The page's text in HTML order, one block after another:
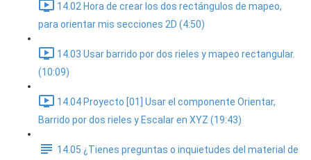
14.02 Hora de crear los dos rectángulos de mapeo,
para orientar mis secciones 2D (4:50)
14.03 Usar barrido por dos rieles y mapeo rectangular.
(10:09)
14.04 Proyecto [01] Usar el componente Orientar,
Barrido por dos rieles y Escalar en XYZ (19:43)
14.05 ¿Tienes preguntas o inquietudes del material de